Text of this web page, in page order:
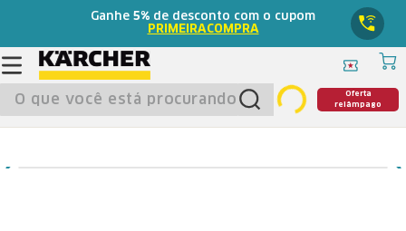
Ganhe 5% de desconto com o cupom
PRIMEIRACOMPRA
O que você está procurando?
Oferta
relâmpago